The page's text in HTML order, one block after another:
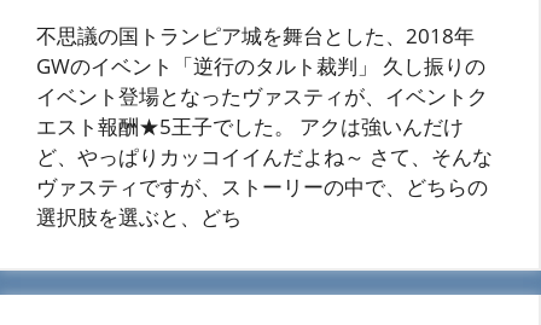
不思議の国トランピア城を舞台とした、2018年
GWのイベント「逆行のタルト裁判」 久し振りの
イベント登場となったヴァスティが、イベントク
エスト報酬★5王子でした。 アクは強いんだけ
ど、やっぱりカッコイイんだよね～ さて、そんな
ヴァスティですが、ストーリーの中で、どちらの
選択肢を選ぶと、どち